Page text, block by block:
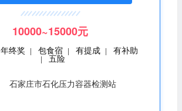
10000~15000元
年终奖 | 包食宿 | 有提成 | 有补助
| 五险
石家庄市石化压力容器检测站